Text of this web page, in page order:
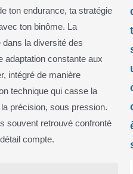
ton endurance, ta stratégie
ton binôme. La
la diversité des
adaptation constante aux
intégré de manière
technique qui casse la
précision, sous pression.
souvent retrouvé confronté
compte.